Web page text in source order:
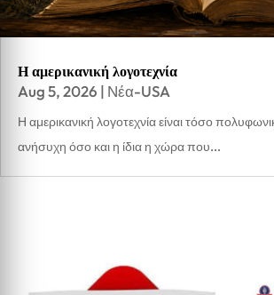
Η αμερικανική λογοτεχνία
Aug 5, 2026 | Νέα-USA
Η αμερικανική λογοτεχνία είναι τόσο
ανήσυχη όσο και η ίδια η χώρα που...